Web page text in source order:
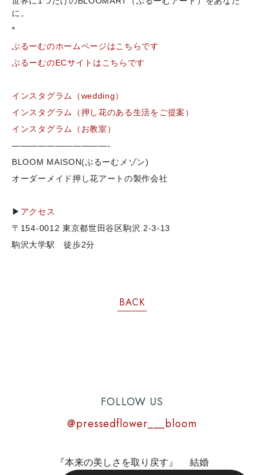
に。
*
ぶるーむのホームページはこちらです
ぶるーむのECサイトはこちらです
インスタグラム（wedding）
インスタグラム（押し花のある生活をご提案）
インスタグラム（お教室）
———————————-
BLOOM MAISON(ぶるーむメゾン)
オーダーメイド押し花アートの製作会社
▶ アクセス
〒154-0012 東京都世田谷区駒沢 2-3-13
駒沢大学駅 徒歩2分
BACK
FOLLOW US
@pressedflower___bloom
『本来の美しさを取り戻す』 結婚